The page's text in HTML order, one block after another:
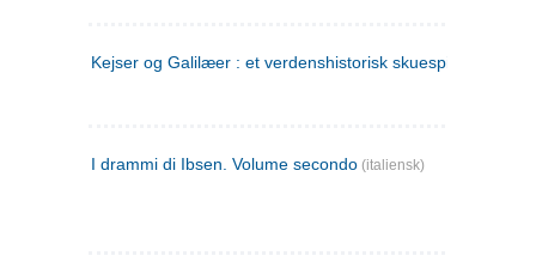
Kejser og Galilæer : et verdenshistorisk skuespil
I drammi di Ibsen. Volume secondo (italiensk)